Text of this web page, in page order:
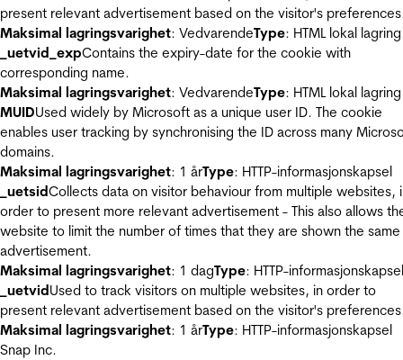
present relevant advertisement based on the visitor's
Maksimal lagringsvarighet: VedvarendeType: HTML lokal lagring
_uetvid_expContains the expiry-date for the cookie with
corresponding name.
Maksimal lagringsvarighet: VedvarendeType: HTML lokal lagring
MUIDUsed widely by Microsoft as a unique user ID. The cookie
enables user tracking by synchronising the ID across many
domains.
Maksimal lagringsvarighet: 1 årType: HTTP-informasjonskapsel
_uetsidCollects data on visitor behaviour from multiple websites,
order to present more relevant advertisement - This also allows
website to limit the number of times that they are shown the same
advertisement.
Maksimal lagringsvarighet: 1 dagType: HTTP-informasjonskapsel
_uetvidUsed to track visitors on multiple websites, in order to
present relevant advertisement based on the visitor's
Maksimal lagringsvarighet: 1 årType: HTTP-informasjonskapsel
Snap Inc.